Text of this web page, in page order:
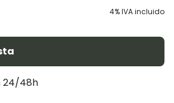
4% IVA incluido
24/48h